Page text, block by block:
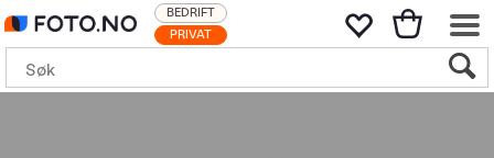
PRIVAT
BEDRIFT